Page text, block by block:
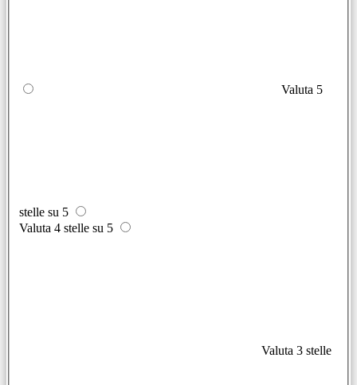
Valuta 5
stelle su 5
Valuta 4 stelle su 5
Valuta 3 stelle